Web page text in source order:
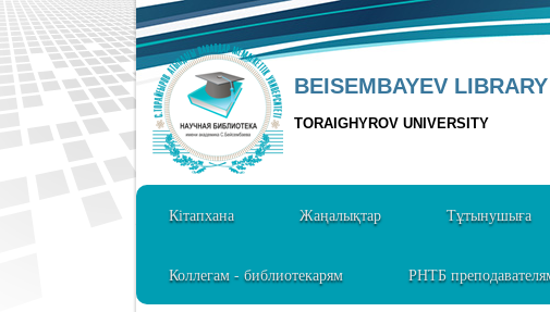
BEISEMBAYEV LIBRARY
TORAIGHYROV UNIVERSITY
Кітапхана Жаңалықтар Тұтынушыға
Коллегам - библиотекарям РНТБ